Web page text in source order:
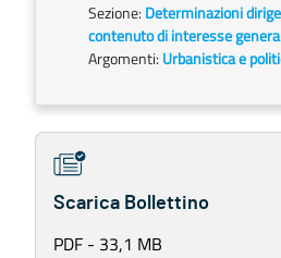
Sezione: Determinazioni
contenuto di interesse
Argomenti: Urbanistica e
Scarica Bollettino
PDF - 33,1 MB